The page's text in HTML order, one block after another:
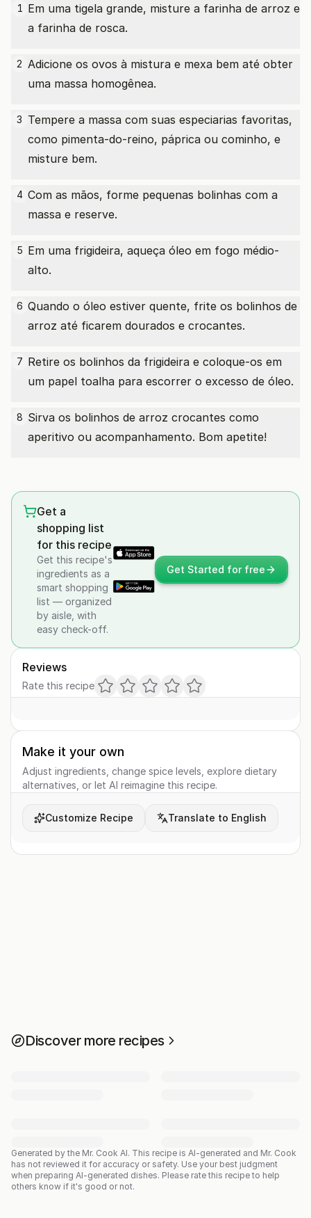
1 Em uma tigela grande, misture a farinha de arroz e
a farinha de rosca.
2 Adicione os ovos à mistura e mexa bem até obter
uma massa homogênea.
3 Tempere a massa com suas especiarias favoritas,
como pimenta-do-reino, páprica ou cominho, e
misture bem.
4 Com as mãos, forme pequenas bolinhas com a
massa e reserve.
5 Em uma frigideira, aqueça óleo em fogo médio-
alto.
6 Quando o óleo estiver quente, frite os bolinhos de
arroz até ficarem dourados e crocantes.
7 Retire os bolinhos da frigideira e coloque-os em
um papel toalha para escorrer o excesso de óleo.
8 Sirva os bolinhos de arroz crocantes como
aperitivo ou acompanhamento. Bom apetite!
Get a
shopping list
for this recipe
Get this recipe's
ingredients as a
smart shopping
list — organized
by aisle, with
easy check-off.
Get Started for free
Reviews
Rate this recipe
Make it your own
Adjust ingredients, change spice levels, explore dietary
alternatives, or let AI reimagine this recipe.
Customize Recipe Translate to English
Discover more recipes
Generated by the Mr. Cook AI. This recipe is AI-generated and Mr. Cook
has not reviewed it for accuracy or safety. Use your best judgment
when preparing AI-generated dishes. Please rate this recipe to help
others know if it's good or not.